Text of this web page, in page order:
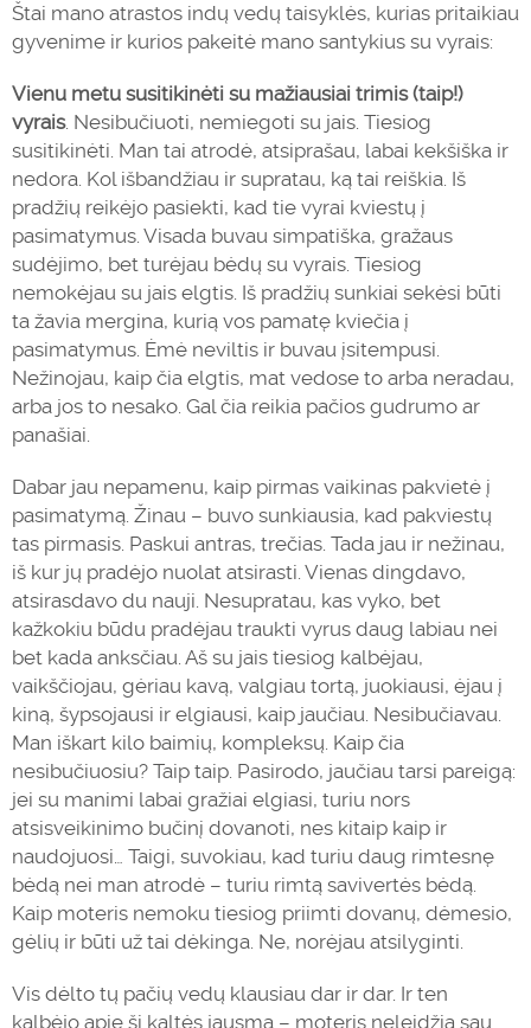
Štai mano atrastos indų vedų taisyklės, kurias pritaikiau
gyvenime ir kurios pakeitė mano santykius su vyrais:
Vienu metu susitikinėti su mažiausiai trimis (taip!)
vyrais. Nesibučiuoti, nemiegoti su jais. Tiesiog
susitikinėti. Man tai atrodė, atsiprašau, labai kekšiška ir
nedora. Kol išbandžiau ir supratau, ką tai reiškia. Iš
pradžių reikėjo pasiekti, kad tie vyrai kviestų į
pasimatymus. Visada buvau simpatiška, gražaus
sudėjimo, bet turėjau bėdų su vyrais. Tiesiog
nemokėjau su jais elgtis. Iš pradžių sunkiai sekėsi būti
ta žavia mergina, kurią vos pamatę kviečia į
pasimatymus. Ėmė neviltis ir buvau įsitempusi.
Nežinojau, kaip čia elgtis, mat vedose to arba neradau,
arba jos to nesako. Gal čia reikia pačios gudrumo ar
panašiai.
Dabar jau nepamenu, kaip pirmas vaikinas pakvietė į
pasimatymą. Žinau – buvo sunkiausia, kad pakviestų
tas pirmasis. Paskui antras, trečias. Tada jau ir nežinau,
iš kur jų pradėjo nuolat atsirasti. Vienas dingdavo,
atsirasdavo du nauji. Nesupratau, kas vyko, bet
kažkokiu būdu pradėjau traukti vyrus daug labiau nei
bet kada anksčiau. Aš su jais tiesiog kalbėjau,
vaikščiojau, gėriau kavą, valgiau tortą, juokiausi, ėjau į
kiną, šypsojausi ir elgiausi, kaip jaučiau. Nesibučiavau.
Man iškart kilo baimių, kompleksų. Kaip čia
nesibučiuosiu? Taip taip. Pasirodo, jaučiau tarsi pareigą:
jei su manimi labai gražiai elgiasi, turiu nors
atsisveikinimo bučinį dovanoti, nes kitaip kaip ir
naudojuosi… Taigi, suvokiau, kad turiu daug rimtesnę
bėdą nei man atrodė – turiu rimtą savivertės bėdą.
Kaip moteris nemoku tiesiog priimti dovanų, dėmesio,
gėlių ir būti už tai dėkinga. Ne, norėjau atsilyginti.
Vis dėlto tų pačių vedų klausiau dar ir dar. Ir ten
kalbėjo apie šį kaltės jausmą – moteris neleidžia sau